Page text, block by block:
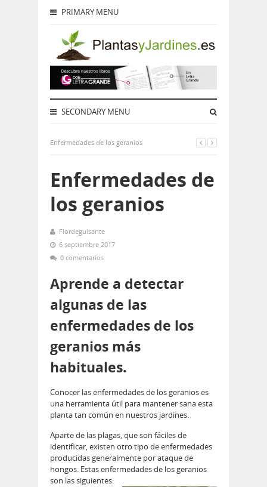
PRIMARY MENU
SECONDARY MENU
Enfermedades de los geranios
Enfermedades de
los geranios
Flordeguisante
6 septiembre 2017
0 comentarios
Aprende a detectar
algunas de las
enfermedades de los
geranios más
habituales.
Conocer las enfermedades de los geranios es
una herramienta útil para mantener sana esta
planta tan común en nuestros jardines.
Aparte de las plagas, que son fáciles de
identificar, existen otro tipo de enfermedades
producidas generalmente por ataque de
hongos. Estas enfermedades de los geranios
son las siguientes: